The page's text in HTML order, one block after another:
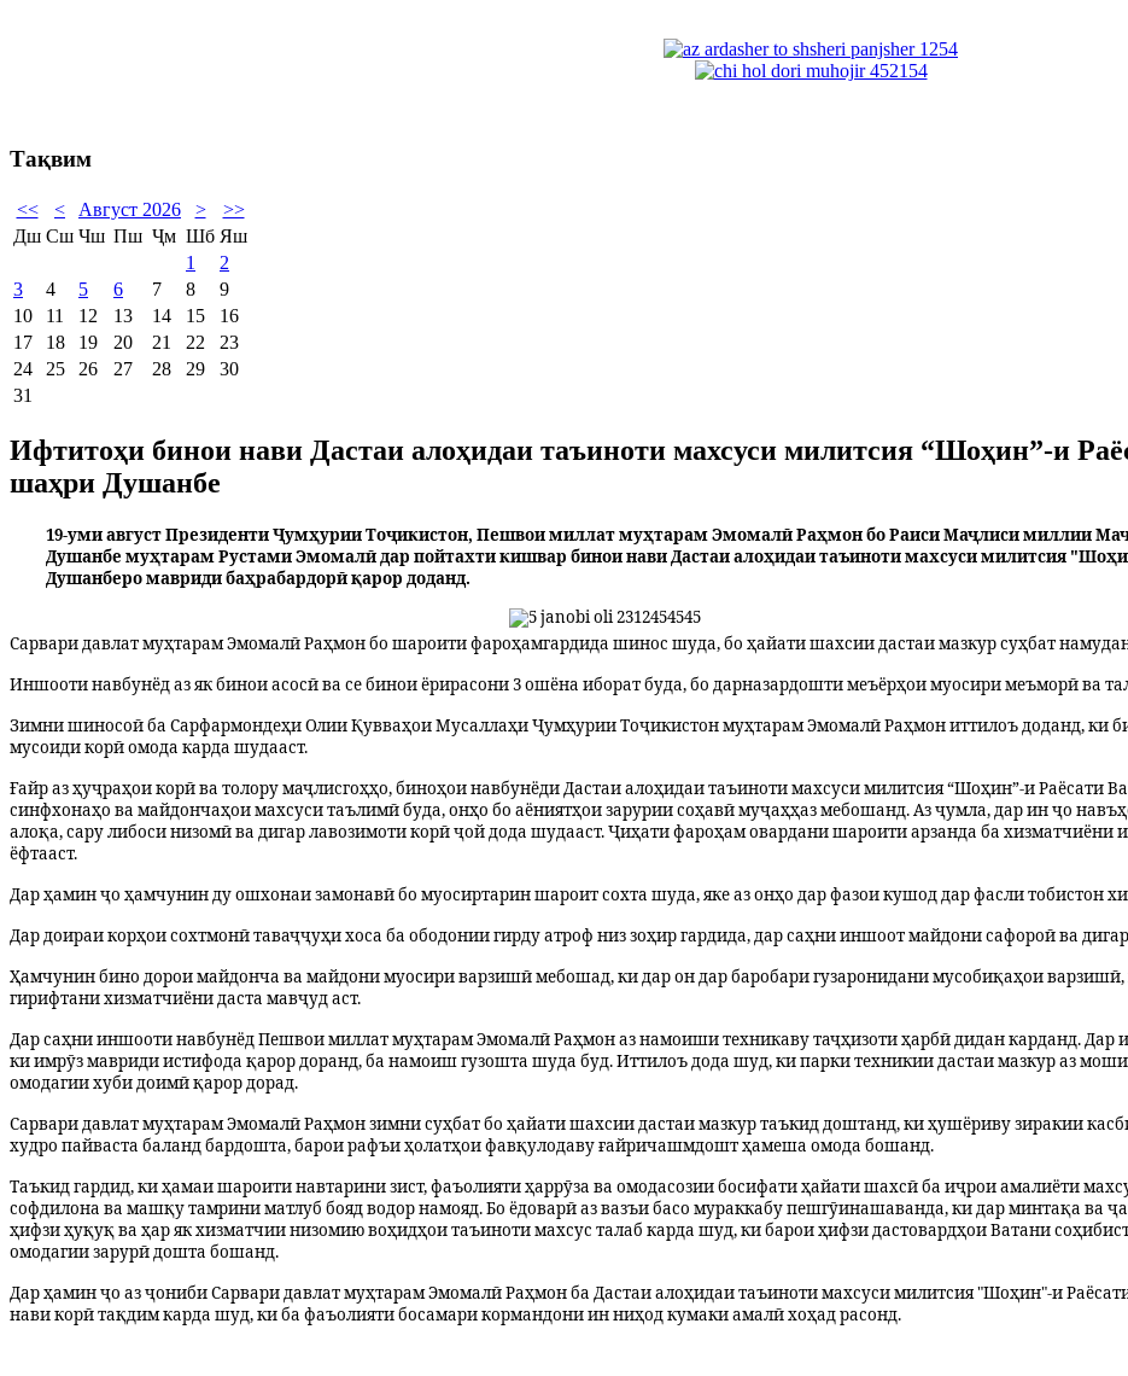
Тақвим
<< < Август 2026 >
>>
Дш Сш Чш Пш Ҷм Шб Яш
1
2
3
4 5 6 7 8
9
10
11 12 13 14 15
16
17
18 19 20 21 22
23
24
25 26 27 28 29
30
31
Ифтитоҳи бинои нави Дастаи алоҳидаи таъиноти махсуси милитсия “Шоҳин”-и
шаҳри Душанбе
19-уми август Президенти Ҷумҳурии Тоҷикистон, Пешвои миллат муҳтарам Эмомалӣ Раҳмон бо Раиси Маҷлиси миллии
Душанбе муҳтарам Рустами Эмомалӣ дар пойтахти кишвар бинои нави Дастаи алоҳидаи таъиноти махсуси милитсия
Душанберо мавриди баҳрабардорӣ қарор доданд.
Сарвари давлат муҳтарам Эмомалӣ Раҳмон бо шароити фароҳамгардида шинос шуда, бо ҳайати шахсии дастаи мазкур суҳбат
Иншооти навбунёд аз як бинои асосӣ ва се бинои ёрирасони 3 ошёна иборат буда, бо дарназардошти меъёрҳои муосири меъморӣ ва
Зимни шиносоӣ ба Сарфармондеҳи Олии Қувваҳои Мусаллаҳи Ҷумҳурии Тоҷикистон муҳтарам Эмомалӣ Раҳмон иттилоъ доданд, ки
мусоиди корӣ омода карда шудааст.
Ғайр аз ҳуҷраҳои корӣ ва толору маҷлисгоҳҳо, биноҳои навбунёди Дастаи алоҳидаи таъиноти махсуси милитсия “Шоҳин”-и Раёсати
синфхонаҳо ва майдончаҳои махсуси таълимӣ буда, онҳо бо аёниятҳои зарурии соҳавӣ муҷаҳҳаз мебошанд. Аз ҷумла, дар ин ҷо
алоқа, сару либоси низомӣ ва дигар лавозимоти корӣ ҷой дода шудааст. Ҷиҳати фароҳам овардани шароити арзанда ба хизматчиёни
ёфтааст.
Дар ҳамин ҷо ҳамчунин ду ошхонаи замонавӣ бо муосиртарин шароит сохта шуда, яке аз онҳо дар фазои кушод дар фасли тобистон
Дар доираи корҳои сохтмонӣ таваҷҷуҳи хоса ба ободонии гирду атроф низ зоҳир гардида, дар саҳни иншоот майдони сафороӣ ва
Ҳамчунин бино дорои майдонча ва майдони муосири варзишӣ мебошад, ки дар он дар баробари гузаронидани мусобиқаҳои
гирифтани хизматчиёни даста мавҷуд аст.
Дар саҳни иншооти навбунёд Пешвои миллат муҳтарам Эмомалӣ Раҳмон аз намоиши техникаву таҷҳизоти ҳарбӣ дидан карданд. Дар
ки имрӯз мавриди истифода қарор доранд, ба намоиш гузошта шуда буд. Иттилоъ дода шуд, ки парки техникии дастаи мазкур аз
омодагии хуби доимӣ қарор дорад.
Сарвари давлат муҳтарам Эмомалӣ Раҳмон зимни суҳбат бо ҳайати шахсии дастаи мазкур таъкид доштанд, ки ҳушёриву зиракии
худро пайваста баланд бардошта, барои рафъи ҳолатҳои фавқулодаву ғайричашмдошт ҳамеша омода бошанд.
Таъкид гардид, ки ҳамаи шароити навтарини зист, фаъолияти ҳаррӯза ва омодасозии босифати ҳайати шахсӣ ба иҷрои амалиёти
софдилона ва машқу тамрини матлуб бояд водор намояд. Бо ёдоварӣ аз вазъи басо мураккабу пешгӯинашаванда, ки дар минтақа ва
ҳифзи ҳуқуқ ва ҳар як хизматчии низомию воҳидҳои таъиноти махсус талаб карда шуд, ки барои ҳифзи дастовардҳои Ватани
омодагии зарурӣ дошта бошанд.
Дар ҳамин ҷо аз ҷониби Сарвари давлат муҳтарам Эмомалӣ Раҳмон ба Дастаи алоҳидаи таъиноти махсуси милитсия "Шоҳин"-и
нави корӣ тақдим карда шуд, ки ба фаъолияти босамари кормандони ин ниҳод кумаки амалӣ хоҳад расонд.